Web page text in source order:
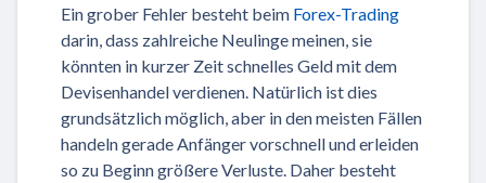
Ein grober Fehler besteht beim Forex-Trading
darin, dass zahlreiche Neulinge meinen, sie
könnten in kurzer Zeit schnelles Geld mit dem
Devisenhandel verdienen. Natürlich ist dies
grundsätzlich möglich, aber in den meisten Fällen
handeln gerade Anfänger vorschnell und erleiden
so zu Beginn größere Verluste. Daher besteht